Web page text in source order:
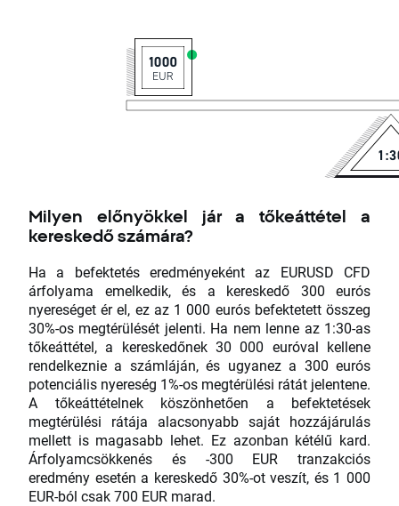
Milyen előnyökkel jár a tőkeáttétel a
kereskedő számára?
Ha a befektetés eredményeként az EURUSD CFD
árfolyama emelkedik, és a kereskedő 300 eurós
nyereséget ér el, ez az 1 000 eurós befektetett összeg
30%-os megtérülését jelenti. Ha nem lenne az 1:30-as
tőkeáttétel, a kereskedőnek 30 000 euróval kellene
rendelkeznie a számláján, és ugyanez a 300 eurós
potenciális nyereség 1%-os megtérülési rátát jelentene.
A tőkeáttételnek köszönhetően a befektetések
megtérülési rátája alacsonyabb saját hozzájárulás
mellett is magasabb lehet. Ez azonban kétélű kard.
Árfolyamcsökkenés és -300 EUR tranzakciós
eredmény esetén a kereskedő 30%-ot veszít, és 1 000
EUR-ból csak 700 EUR marad.